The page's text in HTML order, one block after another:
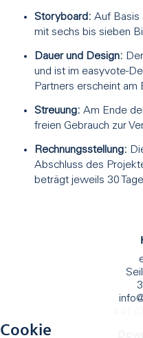
Storyboard: Auf Basis
mit sechs bis sieben
Dauer und Design:
und ist im easyvote-
Partners erscheint am
Streuung: Am Ende
freien Gebrauch zur
Rechnungsstellung:
Abschluss des
beträgt jeweils 30
info
Cookie